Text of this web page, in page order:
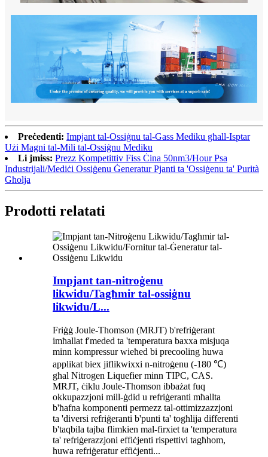
Preċedenti: Impjant tal-Ossiġnu tal-Gass Mediku għall-Isptar
Użi Magni tal-Mili tal-Ossiġnu Mediku
Li jmiss: Prezz Kompetittiv Fiss Ċina 50nm3/Hour Psa
Industrijali/Mediċi Ossiġenu Ġeneratur Pjanti ta 'Ossiġenu ta' Purità
Għolja
Prodotti relatati
Impjant tan-nitroġenu
likwidu/Tagħmir tal-ossiġnu
likwidu/L...
Friġġ Joule-Thomson (MRJT) b'refriġerant
imħallat f'meded ta 'temperatura baxxa misjuqa
minn kompressur wieħed bi precooling huwa
applikat biex jiflikwixxi n-nitroġenu (-180 ℃)
għal Nitrogen Liquefier minn TIPC, CAS.
MRJT, ċiklu Joule-Thomson ibbażat fuq
okkupazzjoni mill-ġdid u refriġeranti mħallta
b'ħafna komponenti permezz tal-ottimizzazzjoni
ta 'diversi refriġeranti b'punti ta' togħlija differenti
b'taqbila tajba flimkien mal-firxiet ta 'temperatura
ta' refriġerazzjoni effiċjenti rispettivi tagħhom,
huwa refriġeratur effiċjenti...